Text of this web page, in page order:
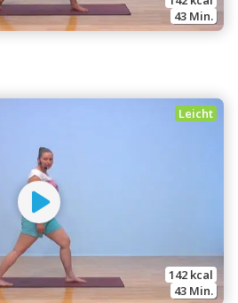
43 Min.
Leicht
142 kcal
43 Min.